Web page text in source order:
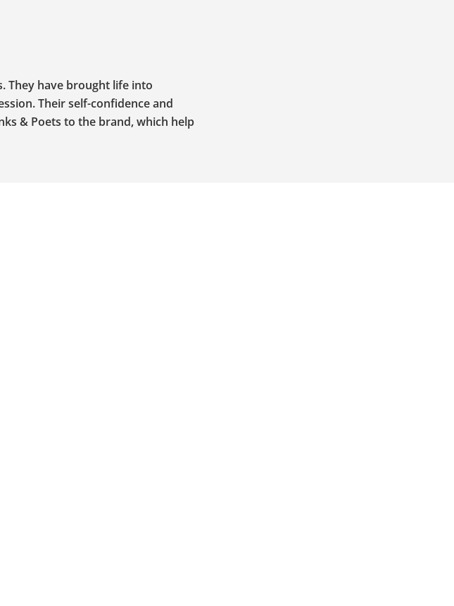
They have brought life into
Their self-confidence and
& Poets to the brand, which help